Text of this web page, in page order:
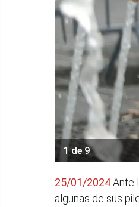
1 de 9
25/01/2024Ante
algunas de sus